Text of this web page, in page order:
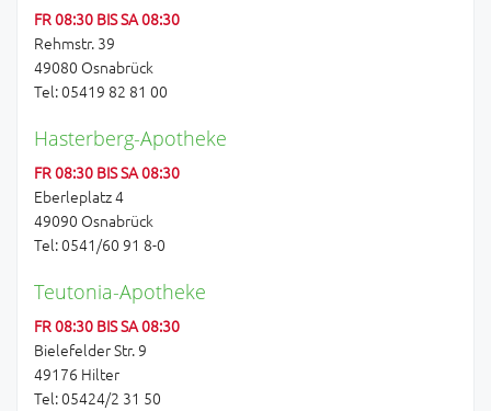
FR 08:30 BIS SA 08:30
Rehmstr. 39
49080 Osnabrück
Tel: 05419 82 81 00
Hasterberg-Apotheke
FR 08:30 BIS SA 08:30
Eberleplatz 4
49090 Osnabrück
Tel: 0541/60 91 8-0
Teutonia-Apotheke
FR 08:30 BIS SA 08:30
Bielefelder Str. 9
49176 Hilter
Tel: 05424/2 31 50